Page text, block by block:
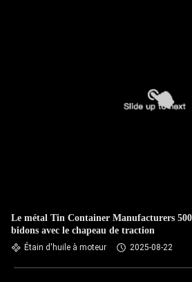
Le métal Tin Container Manufacturers
bidons avec le chapeau de traction
Étain d'huile à moteur 2025-08-22